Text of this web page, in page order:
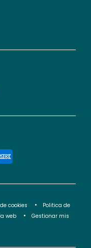
2>.
cookies
Politica de
web
Gestionar mis